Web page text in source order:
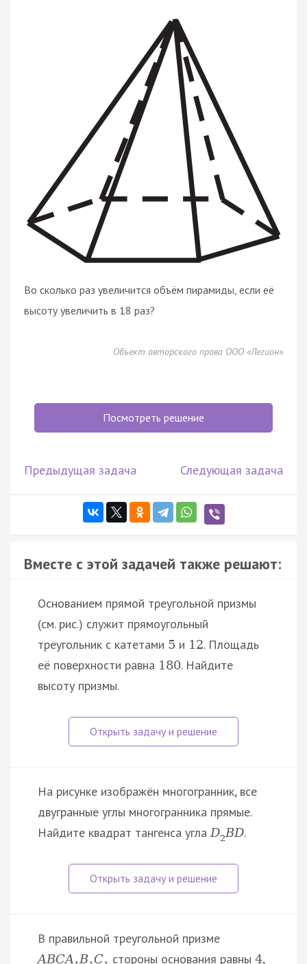
Во сколько раз увеличится объём пирамиды, если её
высоту увеличить в 18 раз?
Объект авторского права ООО «Легион»
Посмотреть решение
Предыдущая задача Следующая задача
Вместе с этой задачей также решают:
Основанием прямой треугольной призмы
(см. рис.) служит прямоугольный
треугольник с катетами 5 и 12. Площадь
её поверхности равна 180. Найдите
высоту призмы.
На рисунке изображён многогранник, все
двугранные углы многогранника прямые.
Найдите квадрат тангенса углаD2BD.
В правильной треугольной призме
ABCA B C стороны основания равны 4,